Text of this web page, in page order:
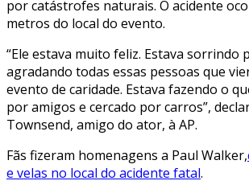
por catástrofes naturais. O acidente
metros do local do evento.
“Ele estava muito feliz. Estava sorrindo
agradando todas essas pessoas que
evento de caridade. Estava fazendo o
por amigos e cercado por carros”,
Townsend, amigo do ator, à AP.
Fãs fizeram homenagens a Paul Walker,
e velas no local do acidente fatal.